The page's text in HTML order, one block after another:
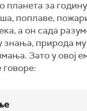
планета за
поплаве,
а он сада
природа му
Зато у овој